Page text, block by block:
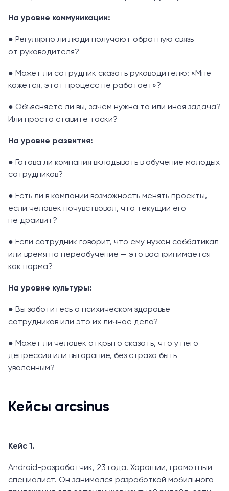
На уровне коммуникации:
● Регулярно ли люди получают обратную связь
от руководителя?
● Может ли сотрудник сказать руководителю: «Мне
кажется, этот процесс не работает»?
● Объясняете ли вы, зачем нужна та или иная задача?
Или просто ставите таски?
На уровне развития:
● Готова ли компания вкладывать в обучение молодых
сотрудников?
● Есть ли в компании возможность менять проекты,
если человек почувствовал, что текущий его
не драйвит?
● Если сотрудник говорит, что ему нужен саббатикал
или время на переобучение — это воспринимается
как норма?
На уровне культуры:
● Вы заботитесь о психическом здоровье
сотрудников или это их личное дело?
● Может ли человек открыто сказать, что у него
депрессия или выгорание, без страха быть
уволенным?
Кейсы arcsinus
Кейс 1.
Android-разработчик, 23 года. Хороший, грамотный
специалист. Он занимался разработкой мобильного